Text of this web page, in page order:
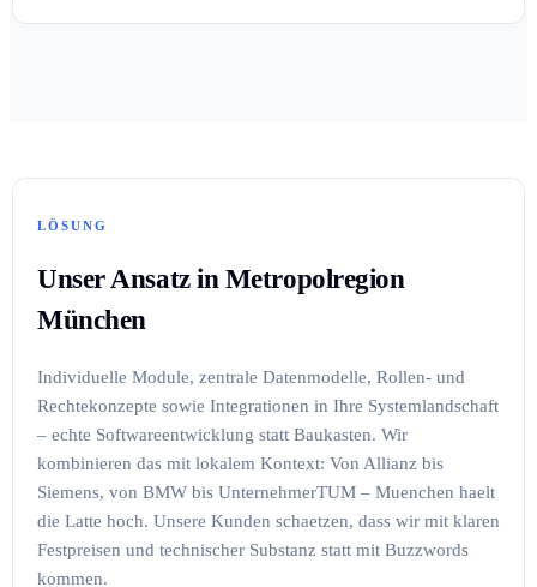
LÖSUNG
Unser Ansatz in Metropolregion
München
Individuelle Module, zentrale Datenmodelle, Rollen- und
Rechtekonzepte sowie Integrationen in Ihre Systemlandschaft
– echte Softwareentwicklung statt Baukasten. Wir
kombinieren das mit lokalem Kontext: Von Allianz bis
Siemens, von BMW bis UnternehmerTUM – Muenchen haelt
die Latte hoch. Unsere Kunden schaetzen, dass wir mit klaren
Festpreisen und technischer Substanz statt mit Buzzwords
kommen.